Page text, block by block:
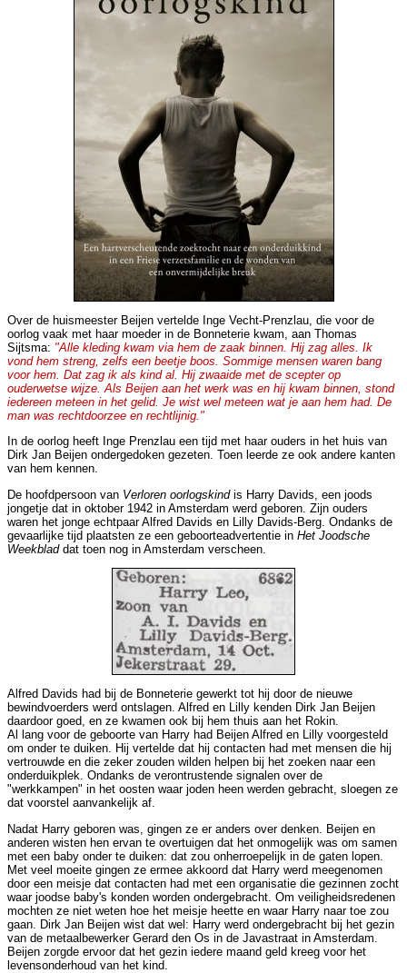
Over de huismeester Beijen vertelde Inge Vecht-Prenzlau, die voor de
oorlog vaak met haar moeder in de Bonneterie kwam, aan Thomas
Sijtsma: "Alle kleding kwam via hem de zaak binnen. Hij zag alles. Ik
vond hem streng, zelfs een beetje boos. Sommige mensen waren bang
voor hem. Dat zag ik als kind al. Hij zwaaide met de scepter op
ouderwetse wijze. Als Beijen aan het werk was en hij kwam binnen, stond
iedereen meteen in het gelid. Je wist wel meteen wat je aan hem had. De
man was rechtdoorzee en rechtlijnig."
In de oorlog heeft Inge Prenzlau een tijd met haar ouders in het huis van
Dirk Jan Beijen ondergedoken gezeten. Toen leerde ze ook andere kanten
van hem kennen.
De hoofdpersoon van Verloren oorlogskindis Harry Davids, een joods
jongetje dat in oktober 1942 in Amsterdam werd geboren. Zijn ouders
waren het jonge echtpaar Alfred Davids en Lilly Davids-Berg. Ondanks de
gevaarlijke tijd plaatsten ze een geboorteadvertentie in Het Joodsche
Weekbladdat toen nog in Amsterdam verscheen.
Alfred Davids had bij de Bonneterie gewerkt tot hij door de nieuwe
bewindvoerders werd ontslagen. Alfred en Lilly kenden Dirk Jan Beijen
daardoor goed, en ze kwamen ook bij hem thuis aan het Rokin.
Al lang voor de geboorte van Harry had Beijen Alfred en Lilly voorgesteld
om onder te duiken. Hij vertelde dat hij contacten had met mensen die hij
vertrouwde en die zeker zouden wilden helpen bij het zoeken naar een
onderduikplek. Ondanks de verontrustende signalen over de
"werkkampen" in het oosten waar joden heen werden gebracht, sloegen ze
dat voorstel aanvankelijk af.
Nadat Harry geboren was, gingen ze er anders over denken. Beijen en
anderen wisten hen ervan te overtuigen dat het onmogelijk was om samen
met een baby onder te duiken: dat zou onherroepelijk in de gaten lopen.
Met veel moeite gingen ze ermee akkoord dat Harry werd meegenomen
door een meisje dat contacten had met een organisatie die gezinnen zocht
waar joodse baby's konden worden ondergebracht. Om veiligheidsredenen
mochten ze niet weten hoe het meisje heette en waar Harry naar toe zou
gaan. Dirk Jan Beijen wist dat wel: Harry werd ondergebracht bij het gezin
van de metaalbewerker Gerard den Os in de Javastraat in Amsterdam.
Beijen zorgde ervoor dat het gezin iedere maand geld kreeg voor het
levensonderhoud van het kind.